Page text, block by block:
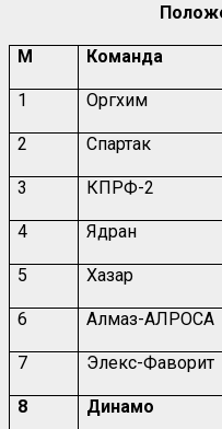
М Команда
1 Оргхим
2 Спартак
3 КПРФ-2
4 Ядран
5 Хазар
6 Алмаз-АЛРОСА
7 Элекс-Фаворит
8 Динамо